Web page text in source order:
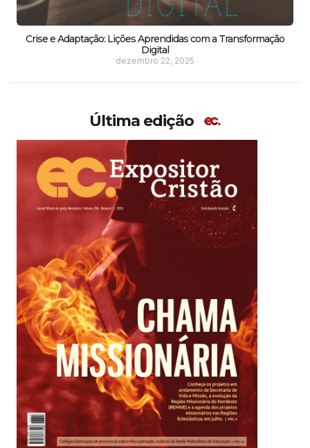
Crise e Adaptação: Lições Aprendidas com a Transformação
Digital
dezembro 22, 2025
Última edição